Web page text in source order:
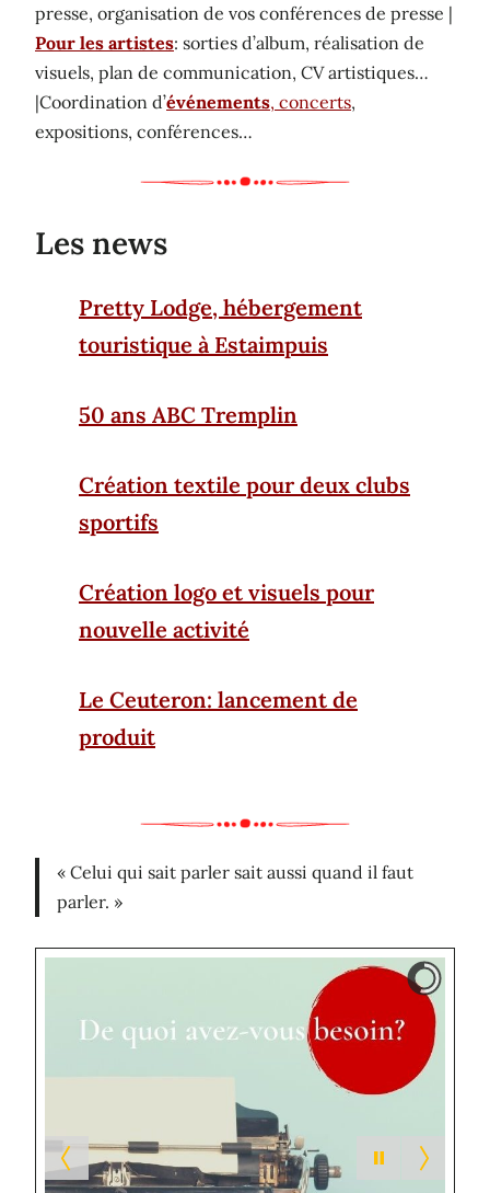
presse, organisation de vos conférences de presse |
Pour les artistes: sorties d’album, réalisation de
visuels, plan de communication, CV artistiques…
|Coordination d’événements, concerts,
expositions, conférences…
Les news
Pretty Lodge, hébergement
touristique à Estaimpuis
50 ans ABC Tremplin
Création textile pour deux clubs
sportifs
Création logo et visuels pour
nouvelle activité
Le Ceuteron: lancement de
produit
« Celui qui sait parler sait aussi quand il faut
parler. »